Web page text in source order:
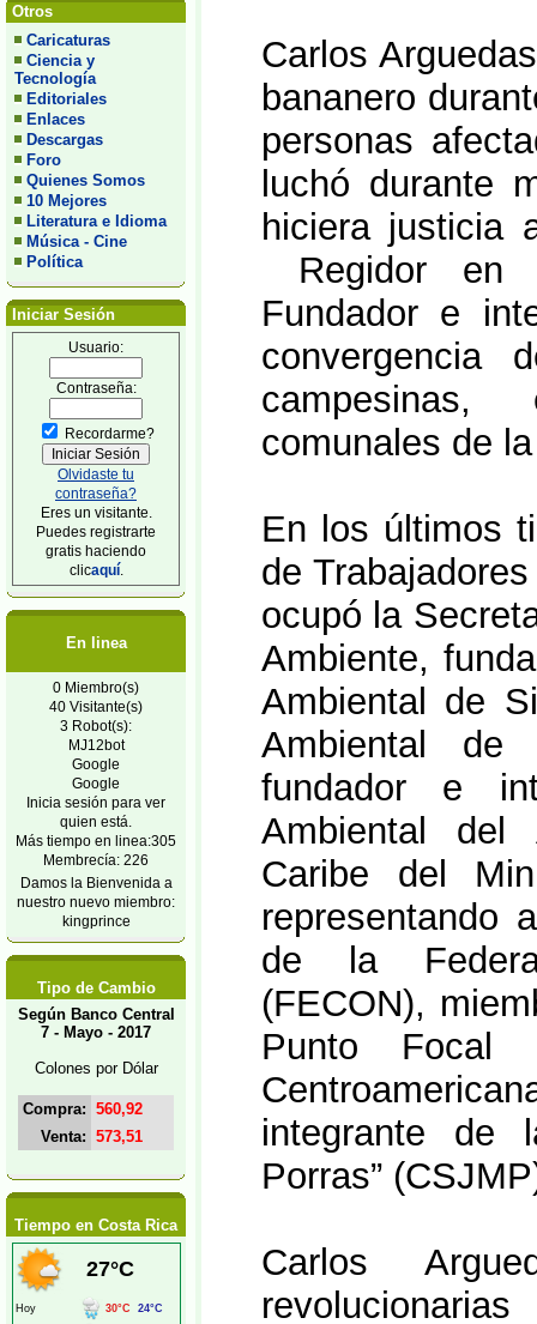
Otros
Caricaturas
Ciencia y
Tecnología
Editoriales
Enlaces
Descargas
Foro
Quienes Somos
10 Mejores
Literatura e Idioma
Música - Cine
Política
Iniciar Sesión
Usuario:
Contraseña:
Recordarme?
Olvidaste tu
contraseña?
Eres un visitante.
Puedes registrarte
gratis haciendo
clicaquí.
En linea
0 Miembro(s)
40 Visitante(s)
3 Robot(s):
MJ12bot
Google
Google
Inicia sesión para ver
quien está.
Más tiempo en linea:305
Membrecía: 226
Damos la Bienvenida a
nuestro nuevo miembro:
kingprince
Tipo de Cambio
Según Banco Central
7 - Mayo - 2017
Colones por Dólar
Compra: 560,92
Venta: 573,51
Tiempo en Costa Rica
Carlos
bananero
personas
luchó durante
hiciera justicia
Regidor en
Fundador e
convergencia
campesinas,
comunales de
En los últimos
de
ocupó la
Ambiente,
Ambiental de
Ambiental de
fundador e
Ambiental del
Caribe del
representando
de la
(FECON),
Punto
integrante de
Porras”
Carlos